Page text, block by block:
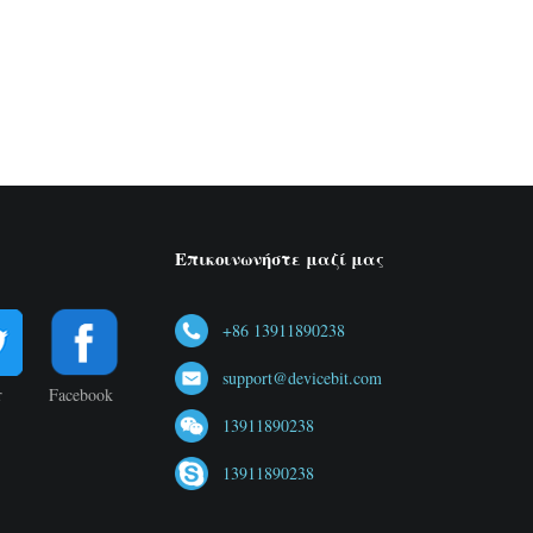
Facebook
Επικοινωνήστε μαζί μας
+86 13911890238
support@devicebit.com
13911890238
13911890238